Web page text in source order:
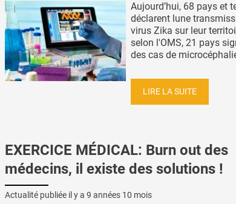
Aujourd’hui, 68 pays et
déclarent lune
virus Zika sur leur
selon l'OMS, 21 pays
des cas de
LIRE LA SUITE
EXERCICE MÉDICAL: Burn out des
médecins, il existe des solutions !
Actualité publiée il y a 9 années 10 mois